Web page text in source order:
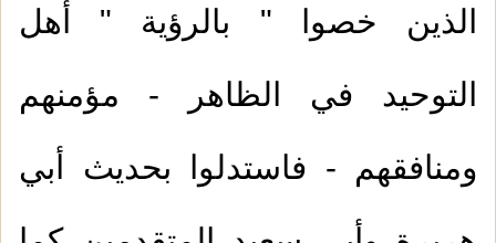
الذين خصوا " بالرؤية " أهل
التوحيد في الظاهر - مؤمنهم
ومنافقهم - فاستدلوا بحديث أبي